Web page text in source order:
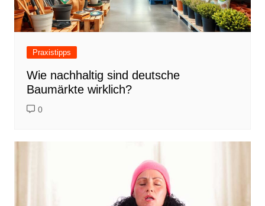
Praxistipps
Wie nachhaltig sind deutsche
Baumärkte wirklich?
0